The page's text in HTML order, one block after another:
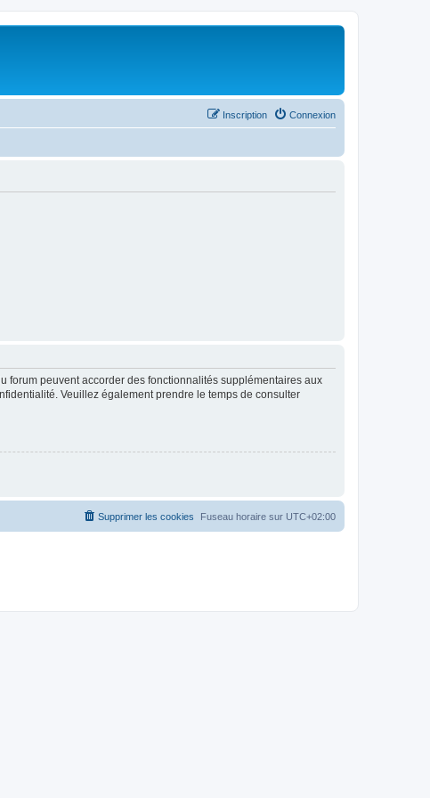
Connexion
Inscription
forum peuvent accorder des fonctionnalités supplémentaires aux
Veuillez également prendre le temps de consulter
Fuseau horaire sur UTC+02:00
Supprimer les cookies